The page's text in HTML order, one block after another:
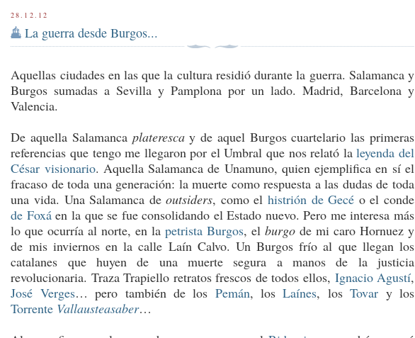
28.12.12
La guerra desde Burgos...
Aquellas ciudades en las que la cultura residió durante la guerra. Salamanca y
Burgos sumadas a Sevilla y Pamplona por un lado. Madrid, Barcelona y
Valencia.
De aquella Salamanca platerescay de aquel Burgos cuartelario las primeras
referencias que tengo me llegaron por el Umbral que nos relató laleyenda del
César visionario. Aquella Salamanca de Unamuno, quien ejemplifica en sí el
fracaso de toda una generación: la muerte como respuesta a las dudas de toda
una vida. Una Salamanca deoutsiders, como elhistrión de Gecé o el conde
de Foxáen la que se fue consolidando el Estado nuevo. Pero me interesa más
lo que ocurría al norte, en lapetrista Burgos, elburgo de mi caro Hornuez y
de mis inviernos en la calle Laín Calvo. Un Burgos frío al que llegan los
catalanes que huyen de una muerte segura a manos de la justicia
revolucionaria. Traza Trapiello retratos frescos de todos ellos, Ignacio Agustí,
José Verges… pero también de los Pemán, losLaínes, losTovar y los
Torrente Vallausteasaber…